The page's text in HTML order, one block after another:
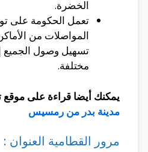
الخضرة.
تعمل الحكومة على
المواصلات من
تسهيل وصول الجميع
مختلفة.
يمكنك أيضا قراءة على موقع
مدينة بدر من رمسيس
مرور القطامية العنوان :